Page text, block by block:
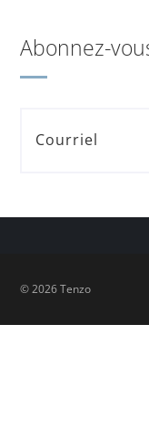
Abonnez-
© 2026 Tenzo